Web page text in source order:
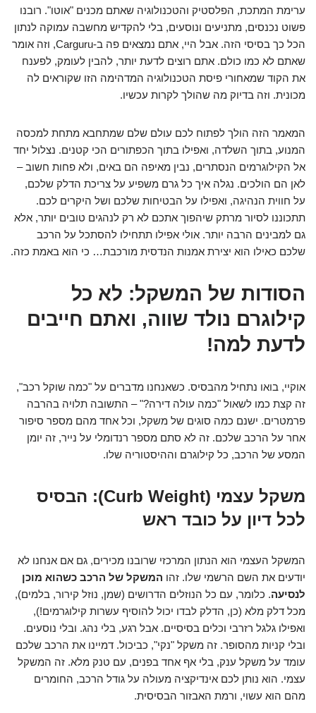
ערימת המתכת, הפלסטיק והטכנולוגיה שאתם מכנים "אוטו". רובנו
פשוט נכנסים, מתניעים ונוסעים, בלי להקדיש מחשבה עמוקה לנתון
הכל כך בסיסי הזה. אבל היי, אתם נמצאים פה ב-Carguru, וזה אומר
שאתם לא כמו כולם. אתם רוצים לדעת יותר, להבין לעומק, לפענח
את הקוד שמאחורי פיסת הטכנולוגיה המדהימה הזו שקוראים לה
מכונית. וזה בדיוק מה שהולך לקרות עכשיו.
המאמר הזה הולך לפתוח לכם עולם שלם שמתחבא מתחת למכסה
המנוע, בתוך השלדה, ואפילו בתוך הכפתורים הכי קטנים. נצלול יחד
אל הקילוגרמים הנסתרים, נבין מאיפה הם באים, ולא פחות חשוב –
לאן הם הולכים. נגלה איך כל גרם משפיע על צריכת הדלק שלכם,
על חווית הנהיגה, ואפילו על הבטיחות שלכם ושל היקרים לכם.
תתכוננו לסיור מרתק שיהפוך אתכם לא רק לנהגים טובים יותר, אלא
גם למבינים הרבה יותר. אולי אפילו תתחילו להסתכל על הרכב
שלכם כאילו הוא יצירת אמנות הנדסית מורכבת… כי הוא באמת כזה.
הסודות של המשקל: לא כל
קילוגרם נולד שווה, ואתם חייבים
לדעת למה!
אוקיי, בואו נתחיל מהבסיס. כשאנחנו מדברים על "כמה שוקל רכב",
זה קצת כמו לשאול "כמה עולה דירה?" – התשובה תלויה בהרבה
פרמטרים. ישנם כמה סוגים של משקל, וכל אחד מהם מספר סיפור
אחר על הרכב שלכם. זה לא סתם מספר רנדומלי על נייר, זה יומן
המסע של הרכב, כל קילוגרם וההיסטוריה שלו.
משקל עצמי (Curb Weight): הבסיס
לכל דיון על כובד ראש
המשקל העצמי הוא הנתון המרכזי שרובנו מכירים, גם אם אנחנו לא
יודעים את השם הרשמי שלו. זהו המשקל של הרכב כשהוא מוכן
לנסיעה. כלומר, עם כל הנוזלים הדרושים (שמן, נוזל קירור, בלמים),
מכל דלק מלא (כן, הדלק לבדו יכול להוסיף עשרות קילוגרמים!),
ואפילו גלגל רזרבי וכלים בסיסיים. אבל רגע, בלי נהג. ובלי נוסעים.
ובלי קניות מהסופר. זה משקל "נקי", כביכול. דמיינו את הרכב שלכם
עומד על משקל ענק, בלי אף אחד בפנים, עם טנק מלא. זה המשקל
עצמי. הוא נותן לכם אינדיקציה מעולה על גודל הרכב, החומרים
מהם הוא עשוי, ורמת האבזור הבסיסית.